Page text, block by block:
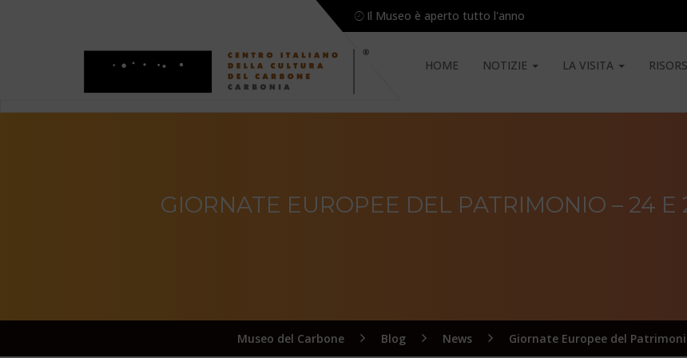
Il Museo è aperto tutto l'anno
HOME NOTIZIE LA VISITA
GIORNATE EUROPEE DEL PATRIMONIO – 24 E
Museo del Carbone Blog News Giornate Europee del